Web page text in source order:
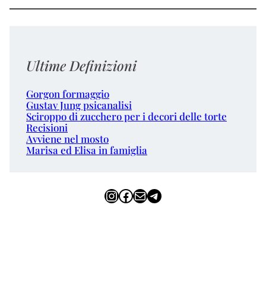
Ultime Definizioni
Gorgon formaggio
Gustav Jung psicanalisi
Sciroppo di zucchero per i decori delle torte
Recisioni
Avviene nel mosto
Marisa ed Elisa in famiglia
InstagramFacebook Email Telegram